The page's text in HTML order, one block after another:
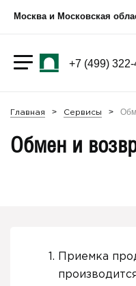
Москва и Московская
+7 (499)
Главная Сервисы
Обмен и
Приемка